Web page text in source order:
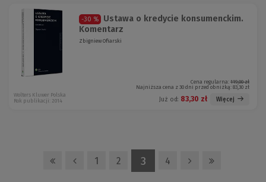
-30 %
Ustawa o kredycie konsumenckim.
Komentarz
Zbigniew Ofiarski
Cena regularna: 119,00 zł
Najniższa cena z 30 dni przed obniżką: 83,30 zł
Już od: 83,30 zł Więcej
Wolters Kluwer Polska
Rok publikacji: 2014
1 2 3 4